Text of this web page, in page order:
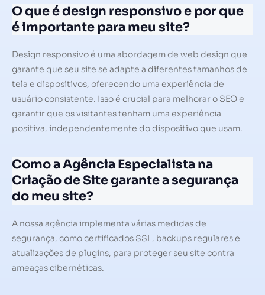
O que é design responsivo e por que
é importante para meu site?
Design responsivo é uma abordagem de web design que
garante que seu site se adapte a diferentes tamanhos de
tela e dispositivos, oferecendo uma experiência de
usuário consistente. Isso é crucial para melhorar o SEO e
garantir que os visitantes tenham uma experiência
positiva, independentemente do dispositivo que usam.
Como a Agência Especialista na
Criação de Site garante a segurança
do meu site?
A nossa agência implementa várias medidas de
segurança, como certificados SSL, backups regulares e
atualizações de plugins, para proteger seu site contra
ameaças cibernéticas.